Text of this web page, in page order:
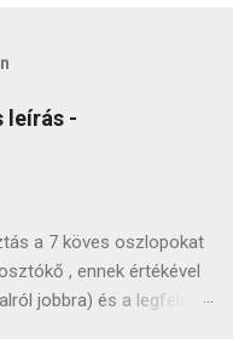
leírás -
a 7 köves oszlopokat
, ennek értékével
jobbra) és a legfelső